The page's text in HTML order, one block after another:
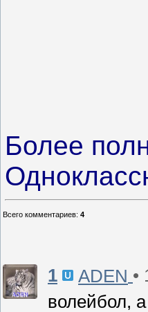
Более
Всего комментариев: 4
1 ADEN •
волейбол,